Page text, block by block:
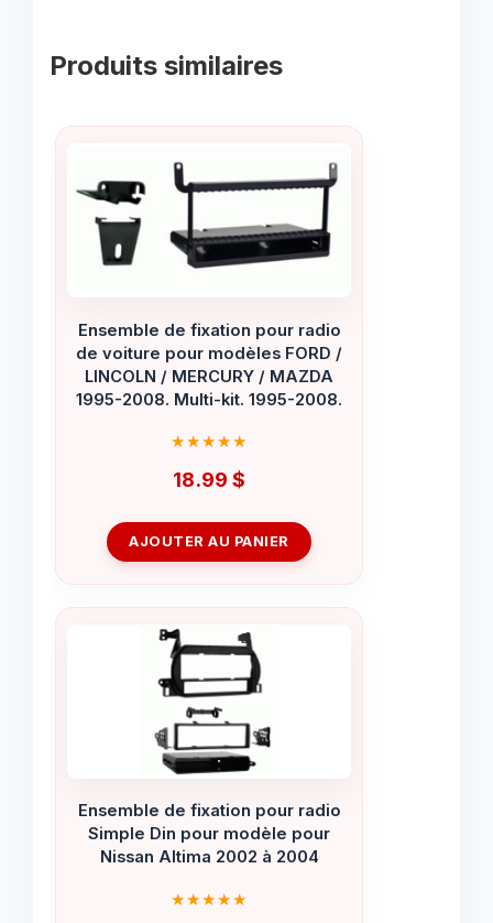
Produits similaires
Ensemble de fixation pour radio
de voiture pour modèles FORD /
LINCOLN / MERCURY / MAZDA
1995-2008. Multi-kit. 1995-2008.
18.99 $
AJOUTER AU PANIER
Ensemble de fixation pour radio
Simple Din pour modèle pour
Nissan Altima 2002 à 2004